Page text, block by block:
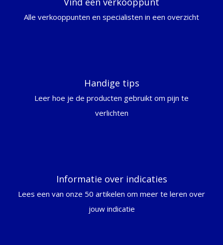
Alle verkooppunten en specialisten in een overzicht
Handige tips
Leer hoe je de producten gebruikt om pijn te
verlichten
Informatie over indicaties
Lees een van onze 50 artikelen om meer te leren over
jouw indicatie